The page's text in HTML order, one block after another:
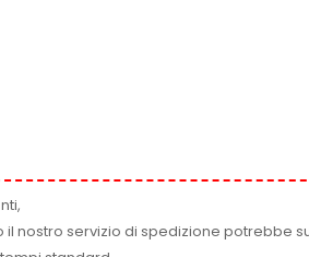
nostro servizio di spedizione potrebbe